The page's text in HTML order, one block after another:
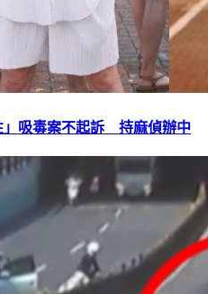
」吸毒案不起訴 持麻偵辦中